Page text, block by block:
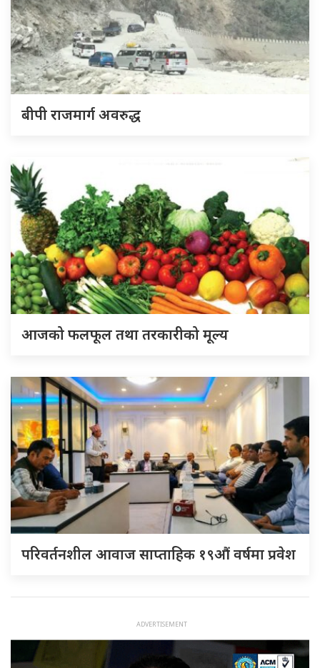
बीपी राजमार्ग अवरुद्ध
आजको फलफूल तथा तरकारीको मूल्य
परिवर्तनशील आवाज साप्ताहिक १९औं वर्षमा प्रवेश